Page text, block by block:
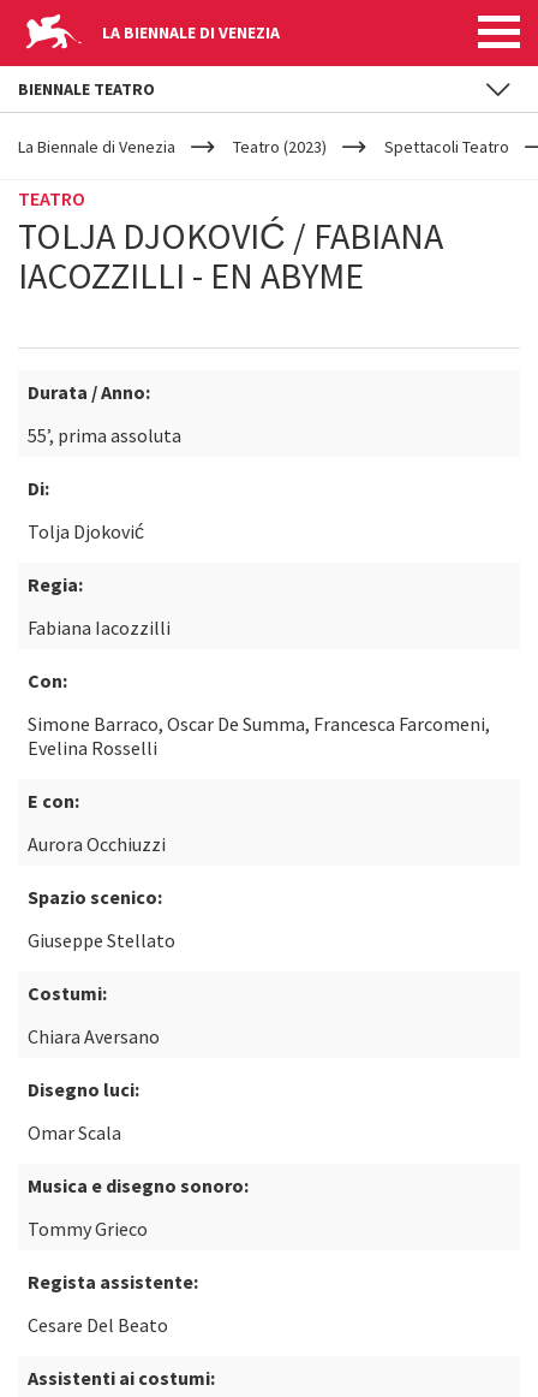
LA BIENNALE DI VENEZIA
YOUR
ARE
La Biennale di Venezia Teatro (2023) Spettacoli Teatro
TEATRO
TOLJA DJOKOVIĆ / FABIANA
IACOZZILLI - EN ABYME
Durata / Anno:
55’, prima assoluta
Di:
Tolja Djoković
Regia:
Fabiana Iacozzilli
Con:
Simone Barraco, Oscar De Summa, Francesca Farcomeni,
Evelina Rosselli
E con:
Aurora Occhiuzzi
Spazio scenico:
Giuseppe Stellato
Costumi:
Chiara Aversano
Disegno luci:
Omar Scala
Musica e disegno sonoro:
Tommy Grieco
Regista assistente:
Cesare Del Beato
Assistenti ai costumi:
BIENNALE TEATRO